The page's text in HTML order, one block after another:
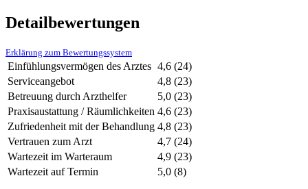
Detailbewertungen
Erklärung zum Bewertungssystem
Einfühlungsvermögen des Arztes 4,6 (24)
Serviceangebot
4,8 (23)
Betreuung durch Arzthelfer
5,0 (23)
Praxisaustattung / Räumlichkeiten 4,6 (23)
Zufriedenheit mit der Behandlung 4,8 (23)
Vertrauen zum Arzt
4,7 (24)
Wartezeit im Warteraum
4,9 (23)
Wartezeit auf Termin
5,0 (8)